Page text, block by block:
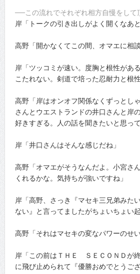
──この流れでそれぞれ相方自慢をして
岸「トークの引き出しがよく開くなあ
高野「開かなくてこの間、オマエに相
岸「ツッコミが速い。度胸と根性があ
こたれない。剣道で培った忍耐力と根
高野「岸はオンオフ関係なくずっとし
さんとウエストランドの井口さんと岸
好きすぎる。人の話を聞きたいと思って
岸「井口さんはそんな感じだね」
高野「オマエがそうなんだよ。小宮さ
くれるかな。気持ちが強いですね」
岸「高野、さっき『マセキ三兄弟みた
ない』と言ってましたがちょいちょい
高野「それはマセキの変なパワーのせ
岸「この前はＴＨＥ ＳＥＣＯＮＤが
に飛び止められて『優勝おめでとうご